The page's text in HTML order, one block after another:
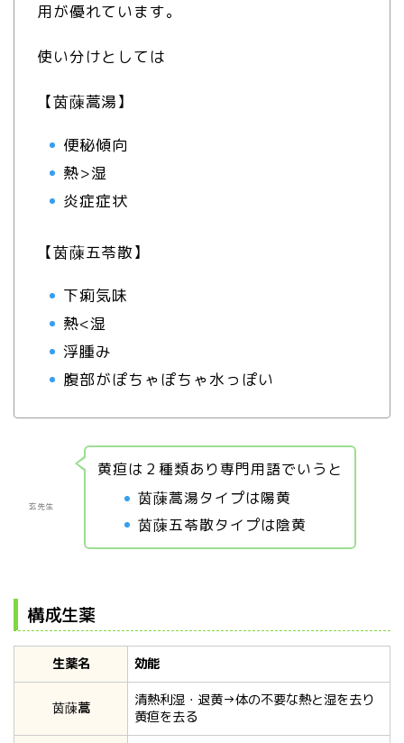
用が優れています。
使い分けとしては
【茵蔯蒿湯】
便秘傾向
熱>湿
炎症症状
【茵蔯五苓散】
下痢気味
熱<湿
浮腫み
腹部がぽちゃぽちゃ水っぽい
玄先生
黄疸は２種類あり専門用語でいうと
茵蔯蒿湯タイプは陽黄
茵蔯五苓散タイプは陰黄
構成生薬
生薬名 効能
茵蔯蒿
清熱利湿・退黄→体の不要な熱と湿を去り
黄疸を去る